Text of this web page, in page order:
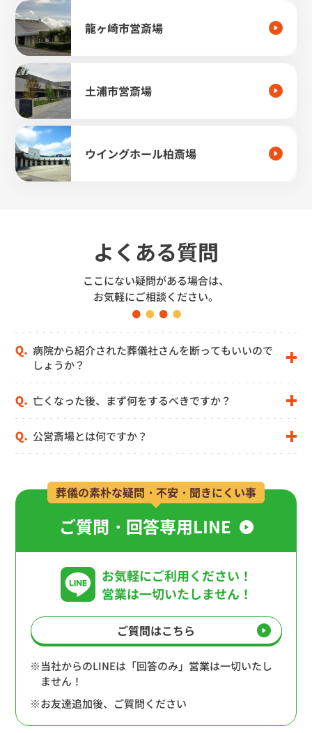
龍ヶ崎市営斎場
土浦市営斎場
ウイングホール柏斎場
よくある質問
ここにない疑問がある場合は、
お気軽にご相談ください。
病院から紹介された葬儀社さんを断ってもいいので
しょうか？
亡くなった後、まず何をするべきですか？
公営斎場とは何ですか？
葬儀の素朴な疑問・不安・聞きにくい事
ご質問・回答専用LINE
お気軽にご利用ください！
営業は一切いたしません！
ご質問はこちら
※当社からのLINEは「回答のみ」営業は一切いたし
ません！
※お友達追加後、ご質問ください